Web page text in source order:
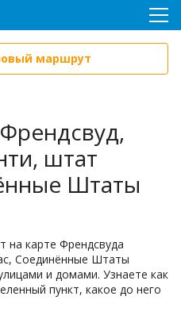
маршрут
штат
Штаты
карте Френдсвуда
Соединённые Штаты
и домами. Узнаете как
пункт, какое до него